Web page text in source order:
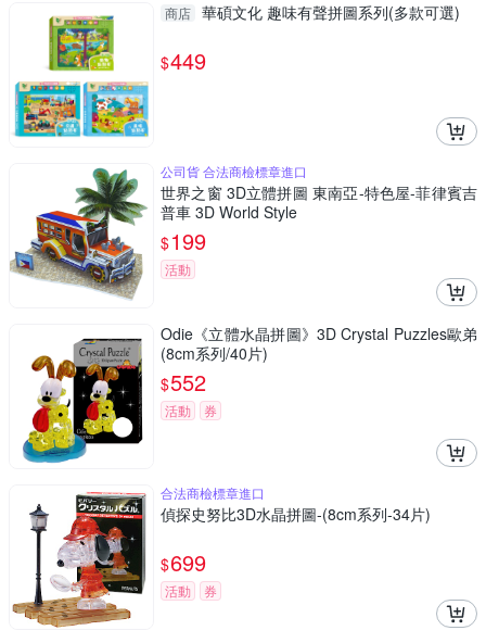
商店 華碩文化 趣味有聲拼圖系列(多款可選)
$449
公司貨 合法商檢標章進口
世界之窗 3D立體拼圖 東南亞-特色屋-菲律賓吉
普車 3D World Style
$199
活動
Odie《立體水晶拼圖》3D Crystal Puzzles歐弟
(8cm系列/40片)
$552
活動 券
合法商檢標章進口
偵探史努比3D水晶拼圖-(8cm系列-34片)
$699
活動 券